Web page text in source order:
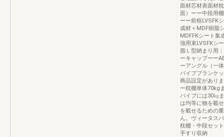
面材芯材表面材
面）ーー中段用
ーー前框LVSFK
成材＋MDF樹脂
MDFFKシート集
強用束LVSFKシ
脂Ｌ型納まり用
ーキャップーー
ーアングル（一
パイプブランケ
商品設定があり
ー枕棚単体70kg
パイプには30㎏
は均等に物を載
を載せるための
ん。ヴィータス
枕棚・中段セッ
手すり収納